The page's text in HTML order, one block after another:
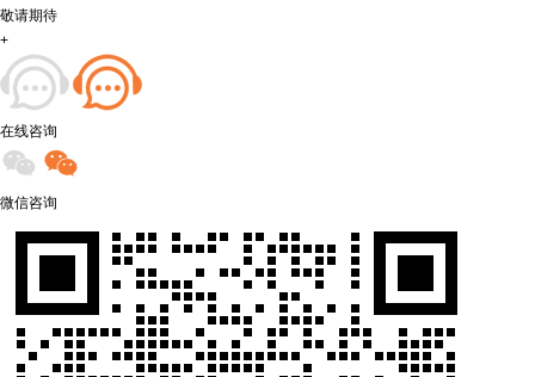
敬请期待
+
在线咨询
微信咨询